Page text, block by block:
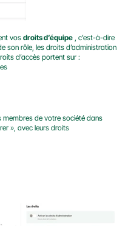
vos droits d’équipe , c’est-à-dire
son rôle, les droits d’administration
d’accès portent sur :
membres de votre société dans
», avec leurs droits